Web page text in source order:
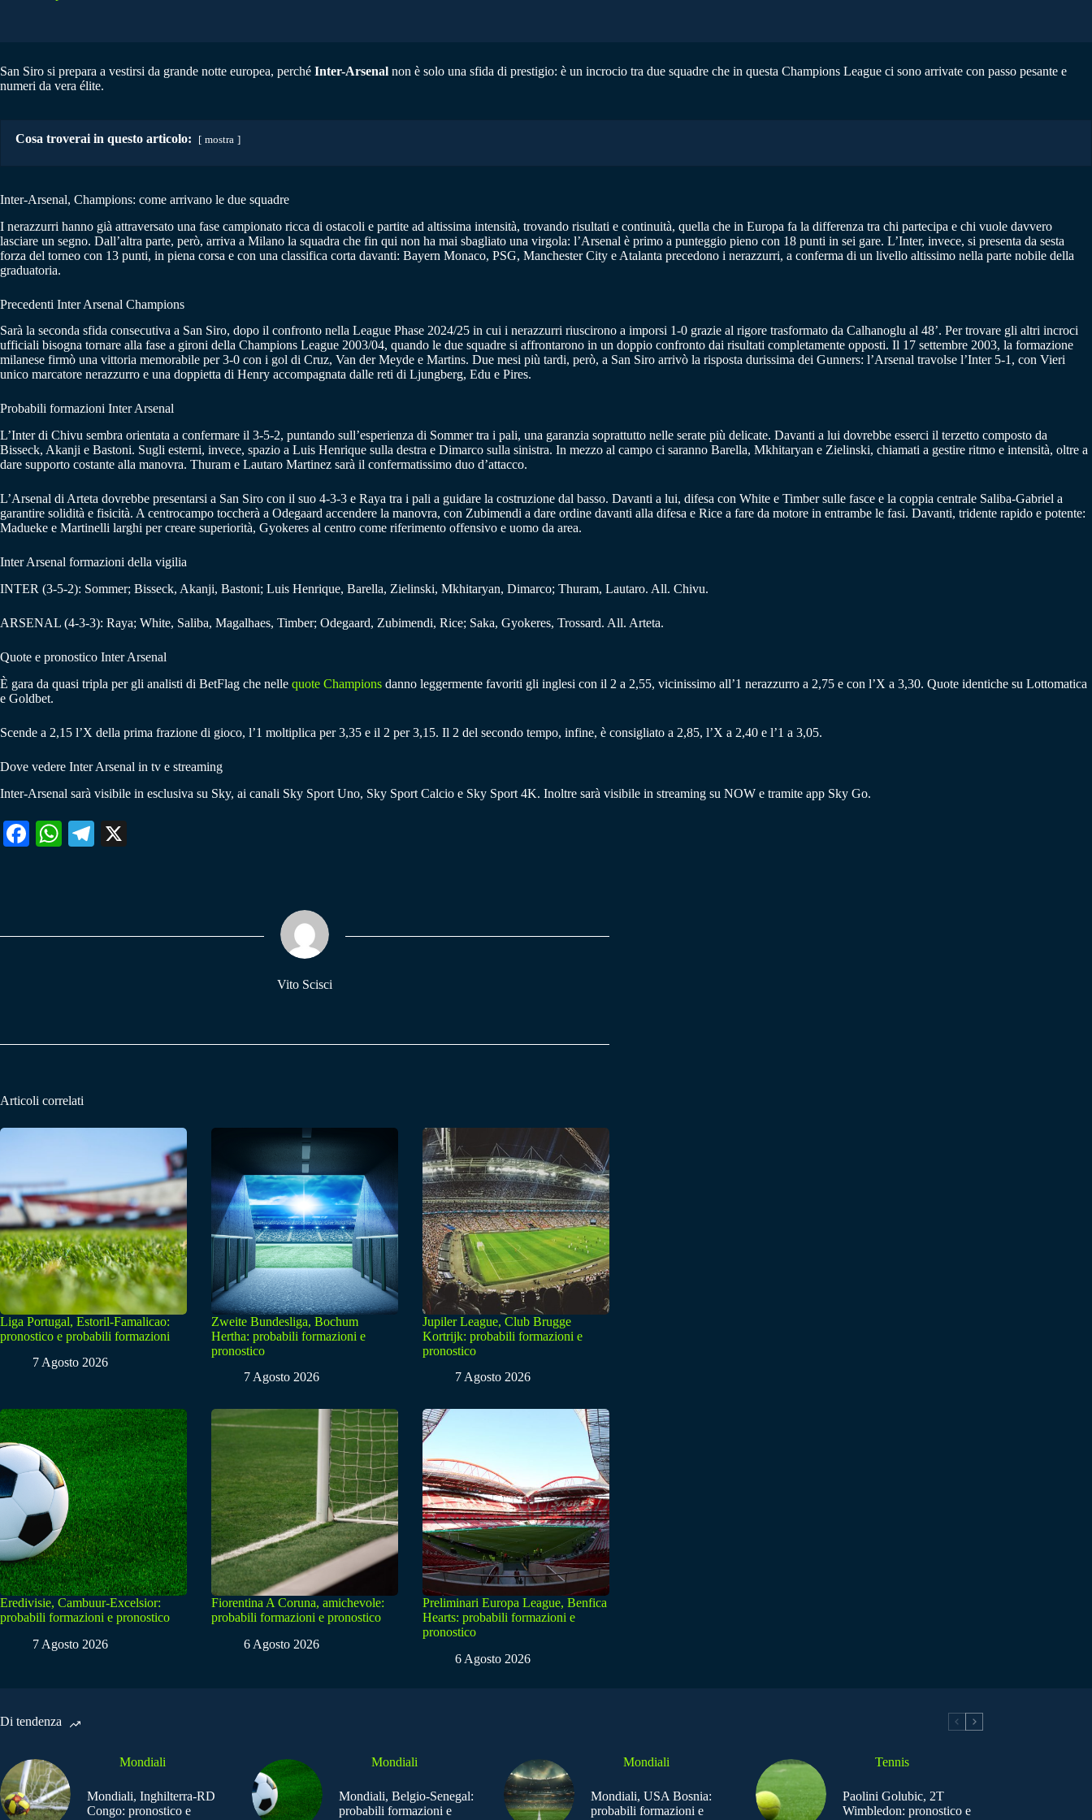
San Siro si prepara a vestirsi da grande notte europea, perché Inter-Arsenal non è solo una sfida di prestigio: è un incrocio tra due squadre che in questa Champions League ci sono arrivate con passo pesante e
numeri da vera élite.
Cosa troverai in questo articolo: mostra
Inter-Arsenal, Champions: come arrivano le due squadre
I nerazzurri hanno già attraversato una fase campionato ricca di ostacoli e partite ad altissima intensità, trovando risultati e continuità, quella che in Europa fa la differenza tra chi partecipa e chi vuole davvero
lasciare un segno. Dall’altra parte, però, arriva a Milano la squadra che fin qui non ha mai sbagliato una virgola: l’Arsenal è primo a punteggio pieno con 18 punti in sei gare. L’Inter, invece, si presenta da sesta
forza del torneo con 13 punti, in piena corsa e con una classifica corta davanti: Bayern Monaco, PSG, Manchester City e Atalanta precedono i nerazzurri, a conferma di un livello altissimo nella parte nobile della
graduatoria.
Precedenti Inter Arsenal Champions
Sarà la seconda sfida consecutiva a San Siro, dopo il confronto nella League Phase 2024/25 in cui i nerazzurri riuscirono a imporsi 1-0 grazie al rigore trasformato da Calhanoglu al 48’. Per trovare gli altri incroci
ufficiali bisogna tornare alla fase a gironi della Champions League 2003/04, quando le due squadre si affrontarono in un doppio confronto dai risultati completamente opposti. Il 17 settembre 2003, la formazione
milanese firmò una vittoria memorabile per 3-0 con i gol di Cruz, Van der Meyde e Martins. Due mesi più tardi, però, a San Siro arrivò la risposta durissima dei Gunners: l’Arsenal travolse l’Inter 5-1, con Vieri
unico marcatore nerazzurro e una doppietta di Henry accompagnata dalle reti di Ljungberg, Edu e Pires.
Probabili formazioni Inter Arsenal
L’Inter di Chivu sembra orientata a confermare il 3-5-2, puntando sull’esperienza di Sommer tra i pali, una garanzia soprattutto nelle serate più delicate. Davanti a lui dovrebbe esserci il terzetto composto da
Bisseck, Akanji e Bastoni. Sugli esterni, invece, spazio a Luis Henrique sulla destra e Dimarco sulla sinistra. In mezzo al campo ci saranno Barella, Mkhitaryan e Zielinski, chiamati a gestire ritmo e intensità, oltre a
dare supporto costante alla manovra. Thuram e Lautaro Martinez sarà il confermatissimo duo d’attacco.
L’Arsenal di Arteta dovrebbe presentarsi a San Siro con il suo 4-3-3 e Raya tra i pali a guidare la costruzione dal basso. Davanti a lui, difesa con White e Timber sulle fasce e la coppia centrale Saliba-Gabriel a
garantire solidità e fisicità. A centrocampo toccherà a Odegaard accendere la manovra, con Zubimendi a dare ordine davanti alla difesa e Rice a fare da motore in entrambe le fasi. Davanti, tridente rapido e potente:
Madueke e Martinelli larghi per creare superiorità, Gyokeres al centro come riferimento offensivo e uomo da area.
Inter Arsenal formazioni della vigilia
INTER (3-5-2): Sommer; Bisseck, Akanji, Bastoni; Luis Henrique, Barella, Zielinski, Mkhitaryan, Dimarco; Thuram, Lautaro. All. Chivu.
ARSENAL (4-3-3): Raya; White, Saliba, Magalhaes, Timber; Odegaard, Zubimendi, Rice; Saka, Gyokeres, Trossard. All. Arteta.
Quote e pronostico Inter Arsenal
È gara da quasi tripla per gli analisti di BetFlag che nelle quote Champions danno leggermente favoriti gli inglesi con il 2 a 2,55, vicinissimo all’1 nerazzurro a 2,75 e con l’X a 3,30. Quote identiche su Lottomatica
e Goldbet.
Scende a 2,15 l’X della prima frazione di gioco, l’1 moltiplica per 3,35 e il 2 per 3,15. Il 2 del secondo tempo, infine, è consigliato a 2,85, l’X a 2,40 e l’1 a 3,05.
Dove vedere Inter Arsenal in tv e streaming
Inter-Arsenal sarà visibile in esclusiva su Sky, ai canali Sky Sport Uno, Sky Sport Calcio e Sky Sport 4K. Inoltre sarà visibile in streaming su NOW e tramite app Sky Go.
Fa W
pp
Te
m
Vito Scisci
Articoli correlati
Liga Portugal, Estoril-Famalicao:
pronostico e probabili formazioni
7 Agosto 2026
Zweite Bundesliga, Bochum
Hertha: probabili formazioni e
pronostico
7 Agosto 2026
Jupiler League, Club Brugge
Kortrijk: probabili formazioni e
pronostico
7 Agosto 2026
Eredivisie, Cambuur-Excelsior:
probabili formazioni e pronostico
7 Agosto 2026
Fiorentina A Coruna, amichevole:
probabili formazioni e pronostico
6 Agosto 2026
Preliminari Europa League, Benfica
Hearts: probabili formazioni e
pronostico
6 Agosto 2026
Di tendenza
Mondiali
Mondiali, Inghilterra-RD
Congo: pronostico e
Mondiali
Mondiali, Belgio-Senegal:
probabili formazioni e
Mondiali
Mondiali, USA Bosnia:
probabili formazioni e
Tennis
Paolini Golubic, 2T
Wimbledon: pronostico e